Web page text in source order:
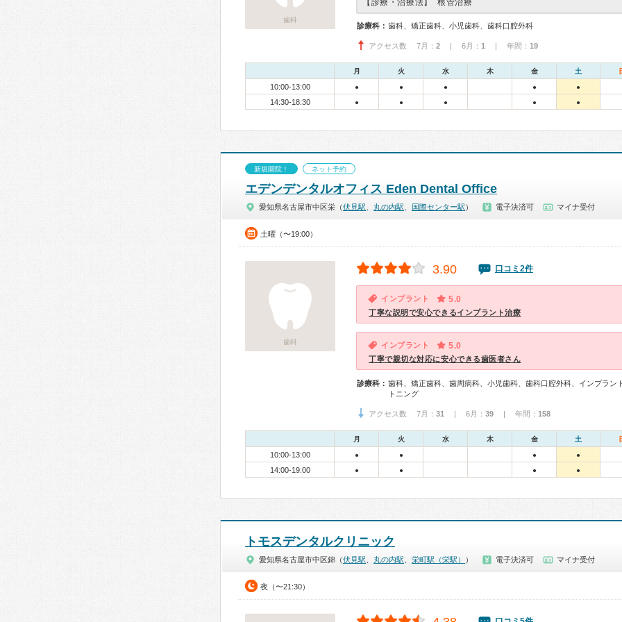
歯科
【診療・治療法】 根管治療
診療科： 歯科、矯正歯科、小児歯科、歯科口腔外科
アクセス数 7月： 2 | 6月： 1 | 年間： 19
月 火 水 木 金 土
10:00-13:00 ● ● ● ● ●
14:30-18:30 ● ● ● ● ●
新規開院！ ネット予約
エデンデンタルオフィス Eden Dental Office
愛知県名古屋市中区栄（伏見駅 丸の内駅 国際センター駅 ） 電子決済可 マイナ受付
土曜（〜19:00）
歯科
3.90 口コミ2件
インプラント 5.0
丁寧な説明で安心できるインプラント治療
インプラント 5.0
丁寧で親切な対応に安心できる歯医者さん
診療科： 歯科、矯正歯科、歯周病科、小児歯科、歯科口腔外科、インプラン
トニング
アクセス数 7月： 31 | 6月： 39 | 年間： 158
月 火 水 木 金 土
10:00-13:00 ● ● ● ●
14:00-19:00 ● ● ● ●
トモスデンタルクリニック
愛知県名古屋市中区錦（伏見駅 丸の内駅 栄町駅（栄駅） ） 電子決済可 マイナ受付
夜（〜21:30）